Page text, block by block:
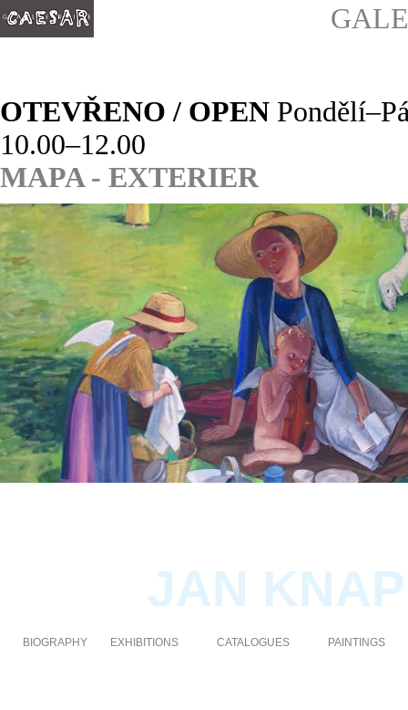
OTEVŘENO / OPEN
MAPA - EXTERIER
JAN
BIOGRAPHY EXHIBITIONS CATALOGUES PAINTINGS